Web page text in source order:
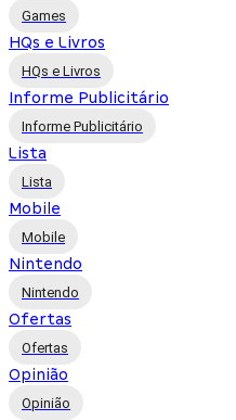
Games
HQs e Livros
HQs e Livros
Informe Publicitário
Informe Publicitário
Lista
Lista
Mobile
Mobile
Nintendo
Nintendo
Ofertas
Ofertas
Opinião
Opinião